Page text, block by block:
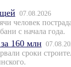
07.08.2026
человек
с начала года.
160 млн
сроки